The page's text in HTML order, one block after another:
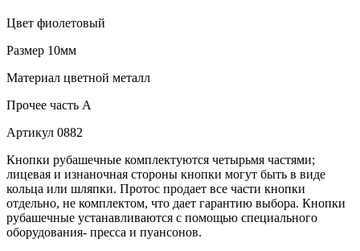
Цвет фиолетовый
Размер 10мм
Материал цветной металл
Прочее часть A
Артикул 0882
Кнопки рубашечные комплектуются четырьмя частями;
лицевая и изнаночная стороны кнопки могут быть в виде
кольца или шляпки. Протос продает все части кнопки
отдельно, не комплектом, что дает гарантию выбора. Кнопки
рубашечные устанавливаются с помощью специального
оборудования- пресса и пуансонов.